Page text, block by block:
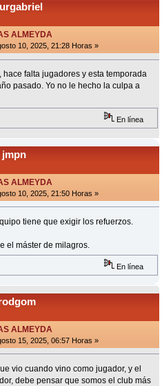
ALMEYDA
10, 2025, 21:28 Horas »
falta jugadores y esta temporada
pasado. Yo no le hecho la culpa a
En línea
jmpn
ALMEYDA
10, 2025, 21:50 Horas »
tiene que exigir los refuerzos.
el máster de milagros.
En línea
ALMEYDA
15, 2025, 06:57 Horas »
vio cuando vino como jugador, y el
debe pensar que somos el club más